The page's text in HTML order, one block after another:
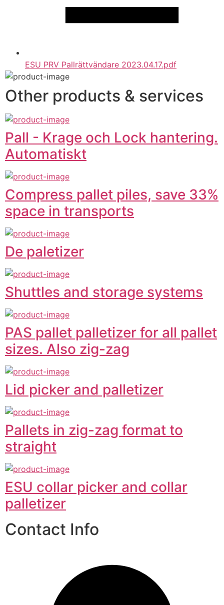
ESU PRV Pallrättvändare 2023.04.17.pdf
Other products & services
Pall - Krage och Lock hantering.
Automatiskt
Compress pallet piles, save 33%
space in transports
De paletizer
Shuttles and storage systems
PAS pallet palletizer for all pallet
sizes. Also zig-zag
Lid picker and palletizer
Pallets in zig-zag format to
straight
ESU collar picker and collar
palletizer
Contact Info